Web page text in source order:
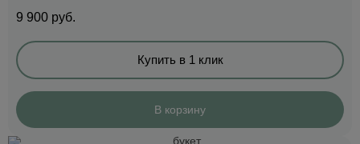
9 900 руб.
Купить в 1 клик
В корзину